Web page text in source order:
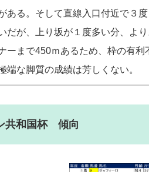
ある。そして直線入口付近で３
だが、上り坂が１度多い分、よ
ーまで450ｍあるため、枠の有
端な脚質の成績は芳しくない。
共和国杯 傾向